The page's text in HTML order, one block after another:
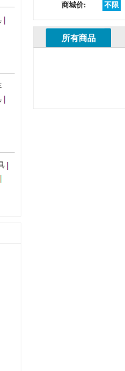
商城价:
不限
所有商品